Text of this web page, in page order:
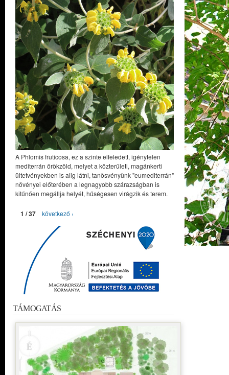
A Phlomis fruticosa, ez a szinte elfeledett, igénytelen
mediterrán örökzöld, melyet a közterületi, magánkerti
ültetvényekben is alig látni, tanösvényünk "eumediterrán"
növényei előterében a legnagyobb szárazságban is
kitűnően megállja helyét, hűségesen virágzik és terem.
1 / 37 következő ›
TÁMOGATÁS